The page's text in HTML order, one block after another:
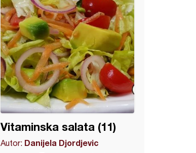
Vitaminska salata (11)
Autor: Danijela Djordjevic